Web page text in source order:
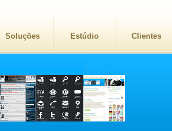
Soluções Estúdio Clientes